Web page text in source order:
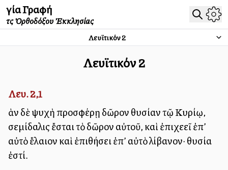
Ἁγία Γραφή
τῆς Ὀρθοδόξου Ἐκκλησίας
Λευϊτικόν2
Λευϊτικόν2
Λευ. 2,1
Ἐὰν δὲ ψυχὴ προσφέρῃ δῶρον θυσίαν τῷ Κυρίῳ,
σεμίδαλις ἔσται τὸ δῶρον αὐτοῦ, καὶ ἐπιχεεῖ ἐπ’
αὐτὸ ἔλαιον καὶ ἐπιθήσει ἐπ’ αὐτὸ λίβανον· θυσία
ἐστί.